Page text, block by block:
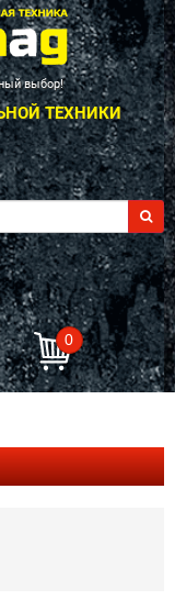
выбор!
ТЕХНИКИ
0